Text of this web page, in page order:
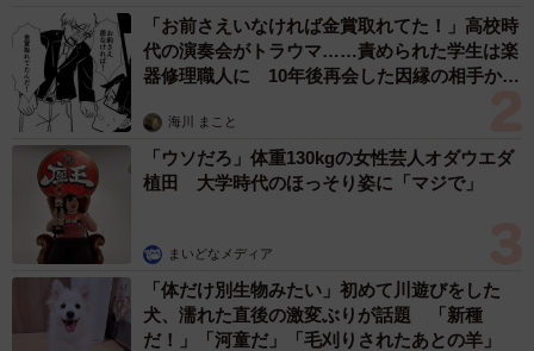
思い切って聞いてみると50歳とのことでした。しかし、C
さんもまもなく50歳になるのです。実はほぼ同世代…内
心“嫌味おばさん”と呼んでいたものの、年齢差があるわけで
Cさんは見た目も若々しく、大学生の娘を持つことから流行
にも敏感です。嫌味を言われながらも若い社員と自然に交
流し、職場を楽しもうとしています。それに対して、他人
の言動に目を光らせ、上から目線で注意をすることが多い
「嫌味おばさん」。
「お前さえいなければ金賞取れてた！」高校時
代の演奏会がトラウマ……責められた学生は楽
器修理職人に 10年後再会した因縁の相手から
海川 まこと
「ウソだろ」体重130kgの女性芸人オダウエダ
植田 大学時代のほっそり姿に「マジで」
まいどなメディア
「体だけ別生物みたい」初めて川遊びをした
犬、濡れた直後の激変ぶりが話題 「新種
だ！」「河童だ」「毛刈りされたあとの羊」